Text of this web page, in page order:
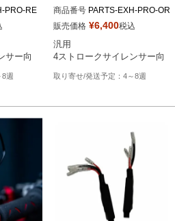
PRO-RE
8週
商品番号 PARTS-EXH-PRO-OR
販売価格 ¥6,400税込
汎用
4～8週